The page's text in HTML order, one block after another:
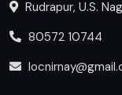
Rudrapur, U.S.
80572 10744